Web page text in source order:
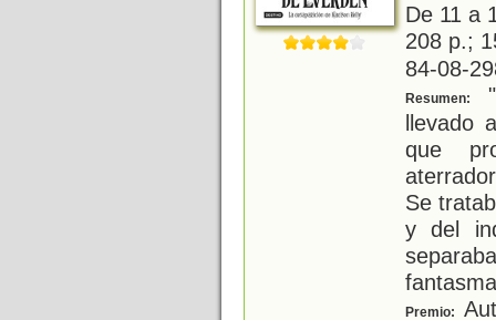
De 11 a
208 p.;
84-08-
Resumen:
llevado
que
Se
y del
Premio: